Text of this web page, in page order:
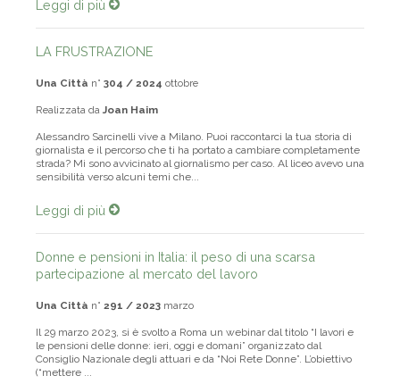
Leggi di più
LA FRUSTRAZIONE
Una Città n° 304 / 2024 ottobre
Realizzata da Joan Haim
Alessandro Sarcinelli vive a Milano. Puoi raccontarci la tua storia di
giornalista e il percorso che ti ha portato a cambiare completamente
strada? Mi sono avvicinato al giornalismo per caso. Al liceo avevo una
sensibilità verso alcuni temi che...
Leggi di più
Donne e pensioni in Italia: il peso di una scarsa
partecipazione al mercato del lavoro
Una Città n° 291 / 2023 marzo
Il 29 marzo 2023, si è svolto a Roma un webinar dal titolo “I lavori e
le pensioni delle donne: ieri, oggi e domani” organizzato dal
Consiglio Nazionale degli attuari e da “Noi Rete Donne”. L’obiettivo
(“mettere ...